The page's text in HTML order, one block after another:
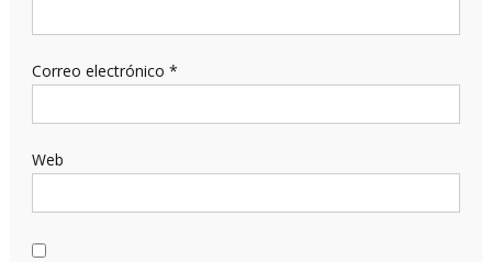
Correo electrónico *
Web